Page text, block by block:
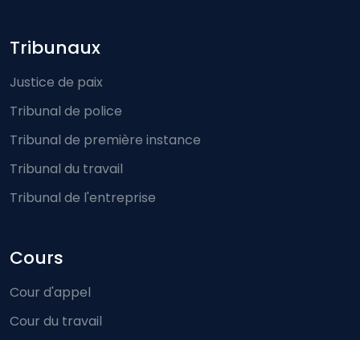
Footer-menu
Tribunaux
Justice de paix
Tribunal de police
Tribunal de première instance
Tribunal du travail
Tribunal de l'entreprise
Cours
Cour d'appel
Cour du travail